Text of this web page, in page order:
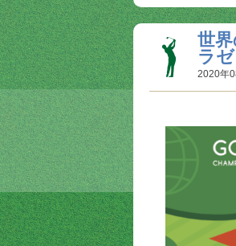
世
ラ
2020年